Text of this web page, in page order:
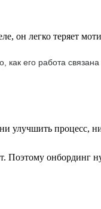
он легко теряет
как его работа
улучшить процесс,
онбординг